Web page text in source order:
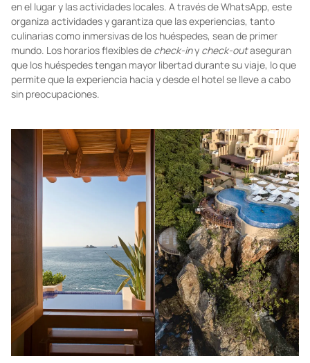
La experiencia del huésped comienza con una charla con un
asistente personal,quien se encarga de recopilar información
clave sobre sus preferencias, desde la comida hasta los servicios
en el lugar y las actividades locales. A través de WhatsApp, este
organiza actividades y garantiza que las experiencias, tanto
culinarias como inmersivas de los huéspedes, sean de primer
que los huéspedes tengan mayor libertad durante su viaje, lo que
permite que la experiencia hacia y desde el hotel se lleve a cabo
sin preocupaciones.